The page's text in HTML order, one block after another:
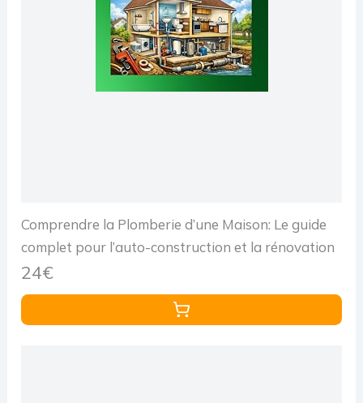
Comprendre la Plomberie d’une Maison: Le guide
complet pour l’auto-construction et la rénovation
24€